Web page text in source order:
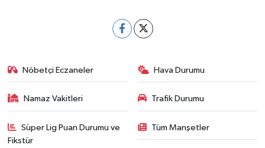
Nöbetçi Eczaneler Hava Durumu
Namaz Vakitleri Trafik Durumu
Süper Lig Puan Durumu ve
Fikstür
Tüm Manşetler